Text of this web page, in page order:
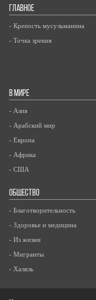
ГЛАВНОЕ
- Крепость мусульманина
- Точка зрения
В МИРЕ
- Азия
- Арабский мир
- Европа
- Африка
- США
ОБЩЕСТВО
- Благотворительность
- Здоровье и медицина
- Из жизни
- Мигранты
- Халяль